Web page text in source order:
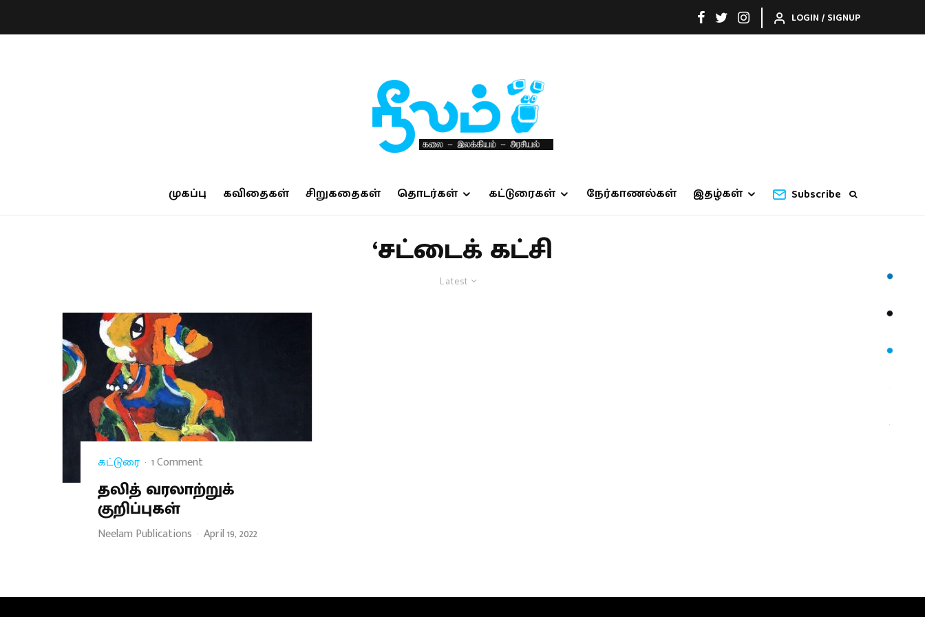
LOGIN / SIGNUP
முகப்பு கவிதைகள் சிறுகதைகள் தொடர்கள் கட்டுரைகள் நேர்காணல்கள் இதழ்கள் Subscribe
‘சட்டைக் கட்சி
Latest
கட்டுரை · 1 Comment
தலித் வரலாற்றுக்
குறிப்புகள்
Neelam Publications · April 19, 2022